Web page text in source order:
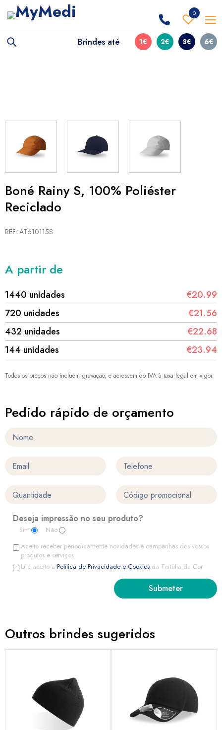
0
Brindes até 1€ 2€ 3€ 6€
Boné Rainy S, 100% Poliéster
Reciclado
REF: AT610115S
A partir de
1440 unidades
€20.99
720 unidades
€21.56
432 unidades
€22.68
144 unidades
€23.94
Todos os preços não incluem gravação, e acrescem do IVA à taxa legal em vigor.
Pedido rápido de orçamento
Deseja impressão no seu produto?
Sim
Não
Aceito receber periodicamente novidades e campanhas dos vossos
produtos e serviços.
Li e aceito a Política de Privacidade e Cookies da Tertúlia da Cor
Outros brindes sugeridos